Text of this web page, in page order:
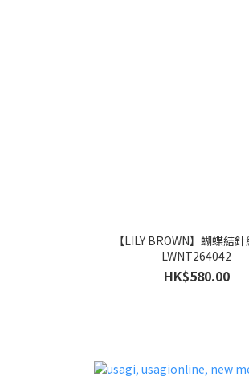
【LILY BROWN】蝴蝶結
LWNT264042
HK$580.00